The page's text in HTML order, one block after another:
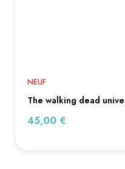
NEUF
the walking dead
Prix
45,00 €